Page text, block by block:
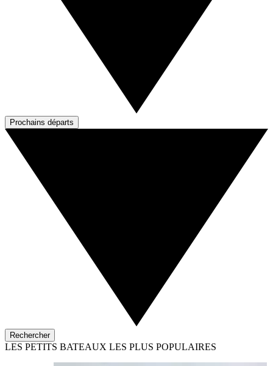
Prochains départs
Rechercher
LES PETITS BATEAUX LES PLUS POPULAIRES